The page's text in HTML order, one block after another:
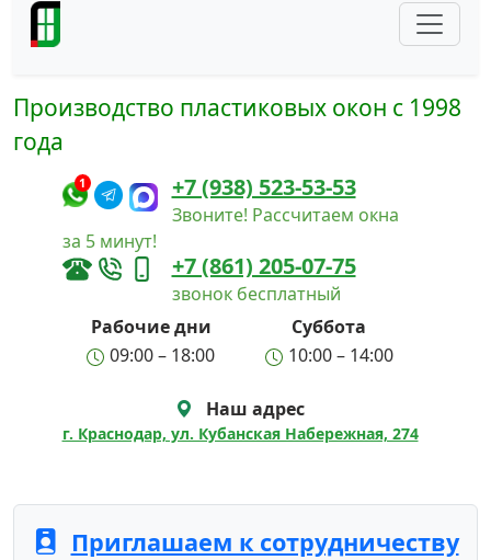
Производство пластиковых окон с 1998
года
1 +7 (938) 523-53-53
Звоните! Рассчитаем окна
за 5 минут!
+7 (861) 205-07-75
звонок бесплатный
Рабочие дни
Суббота
09:00 – 18:00
10:00 – 14:00
Наш адрес
г. Краснодар, ул. Кубанская Набережная, 274
Приглашаем к сотрудничеству